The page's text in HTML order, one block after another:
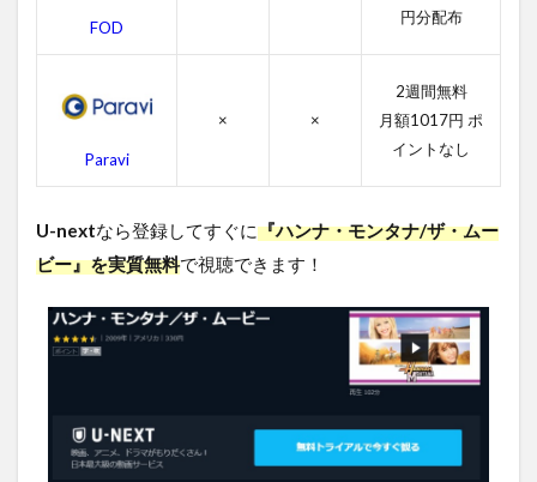
ナ・
モン
ザ・
ムー
のス
タッ
フ
4.4
ハン
ザ・
ムー
FOD
円分配布
Paravi
× ×
2週間無料
月額1017円 ポ
イントなし
U-nextなら登録してすぐに『ハンナ・モンタナ/ザ・ムー
ビー』を実質無料で視聴できます！